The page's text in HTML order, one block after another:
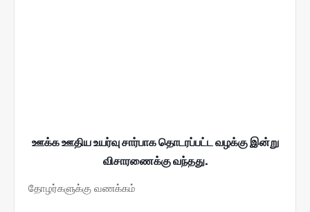
ஊக்க ஊதிய உயர்வு சார்பாக தொடரப்பட்ட வழக்கு இன்று
விசாரணைக்கு வந்தது.
தோழர்களுக்கு வணக்கம்